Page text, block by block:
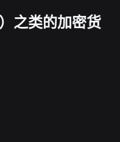
之类的加密货